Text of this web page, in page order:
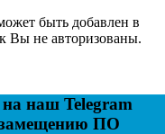
быть добавлен в
Вы не авторизованы.
наш Telegram
ПО